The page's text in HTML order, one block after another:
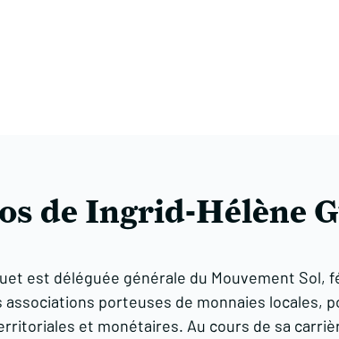
de Ingrid-Hélène
est déléguée générale du Mouvement
associations porteuses de monnaies
et monétaires. Au cours de sa